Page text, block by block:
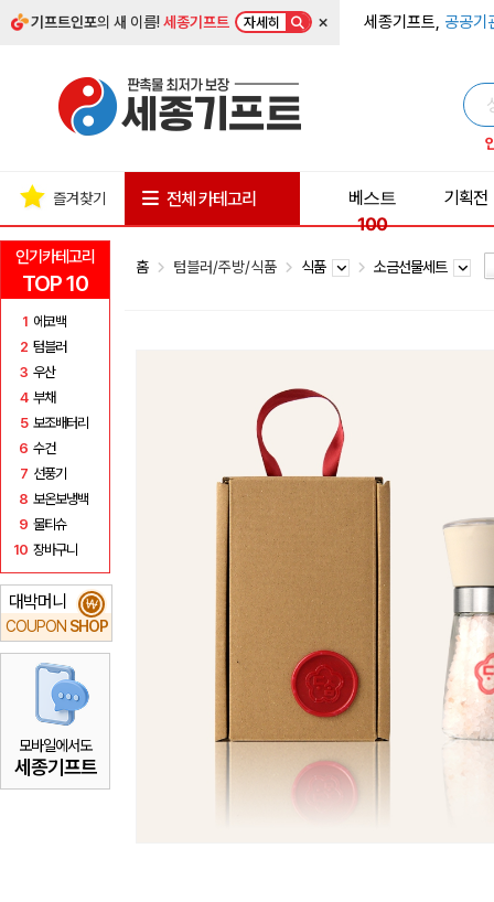
기프트인포의 새 이름!세종기프트 자세히 × 세종기프트, 공공기
인기카테고리
TOP 10
1 에코백
2 텀블러
3 우산
4 부채
5 보조배터리
6 수건
7 선풍기
8 보온보냉백
9 물티슈
10 장바구니
대박머니
COUPON SHOP
₩
모바일에서도
세종기프트
즐겨찾기 전체 카테고리
베스트
100
기획전
홈 텀블러/주방/식품 식품 소금선물세트